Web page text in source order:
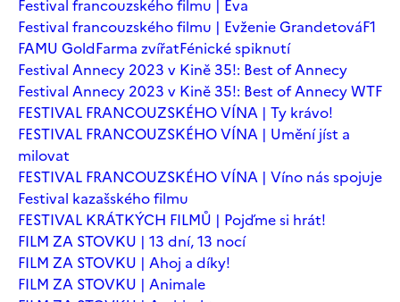
Festival francouzského filmu | Eva
Festival francouzského filmu | Evženie GrandetováF1
FAMU GoldFarma zvířatFénické spiknutí
Festival Annecy 2023 v Kině 35!: Best of Annecy
Festival Annecy 2023 v Kině 35!: Best of Annecy WTF
FESTIVAL FRANCOUZSKÉHO VÍNA | Ty krávo!
FESTIVAL FRANCOUZSKÉHO VÍNA | Umění jíst a
milovat
FESTIVAL FRANCOUZSKÉHO VÍNA | Víno nás spojuje
Festival kazašského filmu
FESTIVAL KRÁTKÝCH FILMŮ | Pojďme si hrát!
FILM ZA STOVKU | 13 dní, 13 nocí
FILM ZA STOVKU | Ahoj a díky!
FILM ZA STOVKU | Animale